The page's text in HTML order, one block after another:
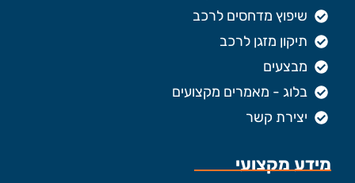
שיפוץ מדחסים לרכב
תיקון מזגן לרכב
מבצעים
בלוג - מאמרים מקצועים
יצירת קשר
מידע מקצועי